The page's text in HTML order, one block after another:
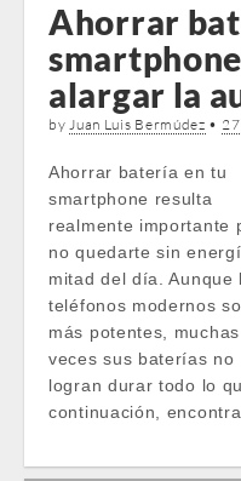
Ahorrar
alargar la
byJuan Luis Bermúdez •
Ahorrar batería en tu
smartphone resulta
realmente importante
no quedarte sin
mitad del día. Aunque
teléfonos modernos
más potentes, muchas
veces sus baterías no
logran durar todo lo
continuación,